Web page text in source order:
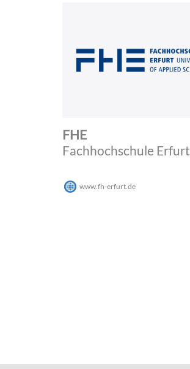
FHE
Fachhochschule Erfurt
www.fh-erfurt.de